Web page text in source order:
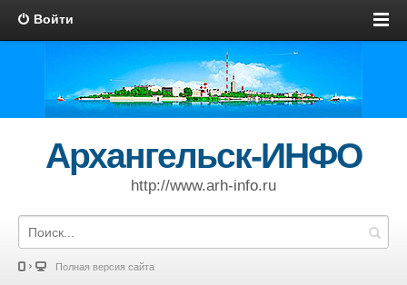
Войти
Архангельск-ИНФО
http://www.arh-info.ru
Полная версия сайта